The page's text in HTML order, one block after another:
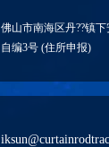
佛山市南海区丹??镇
自编3号 (住所申报)